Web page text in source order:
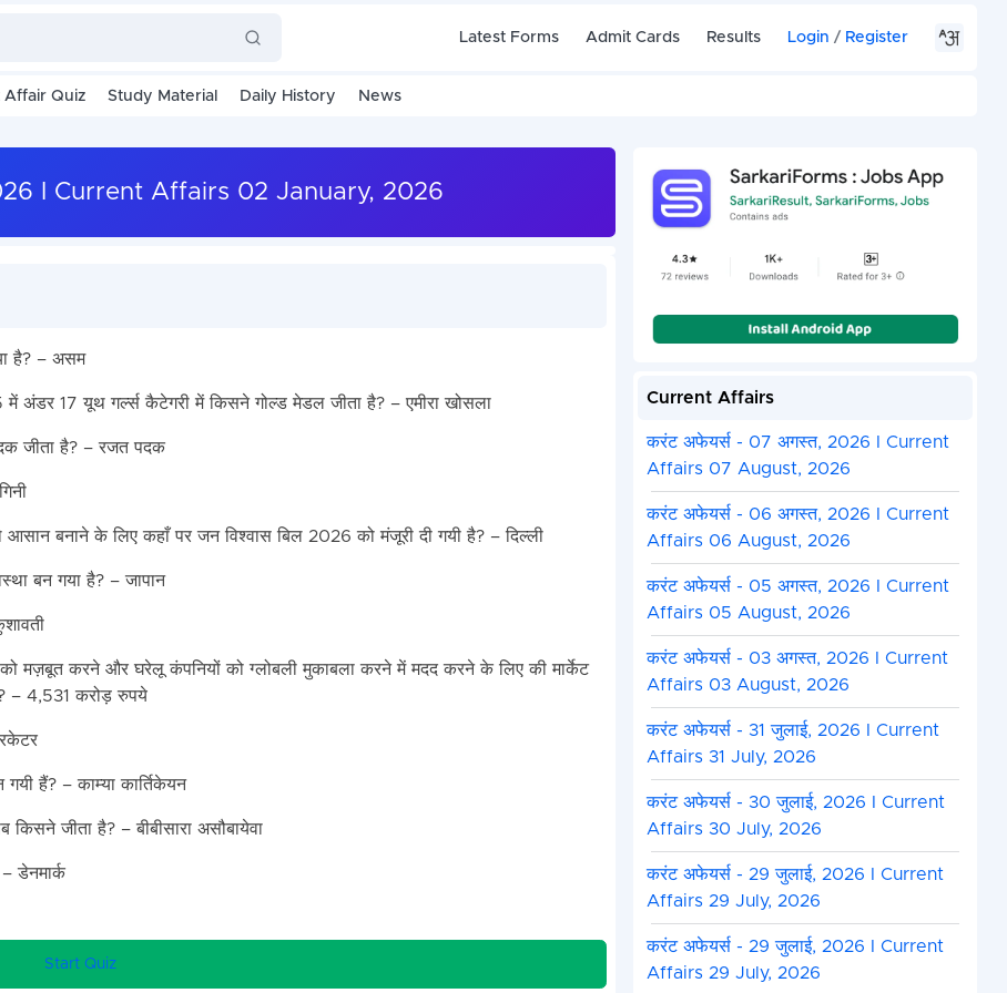
Latest Forms Admit Cards Results Login / Register
Quiz Study Material Daily History News
I Current Affairs 02 January, 2026
है? – असम
अंडर 17 यूथ गर्ल्स कैटेगरी में किसने गोल्ड मेडल जीता है? – एमीरा खोसला
जीता है? – रजत पदक
बनाने के लिए कहाँ पर जन विश्वास बिल 2026 को मंजूरी दी गयी है? – दिल्ली
बन गया है? – जापान
को मज़बूत करने और घरेलू कंपनियों को ग्लोबली मुकाबला करने में मदद करने के लिए की मार्केट
– 4,531 करोड़ रुपये
हैं? – काम्या कार्तिकेयन
जीता है? – बीबीसारा असौबायेवा
डेनमार्क
Start Quiz
Current Affairs
करंट अफेयर्स - 07 अगस्त, 2026 I Current
Affairs 07 August, 2026
करंट अफेयर्स - 06 अगस्त, 2026 I Current
Affairs 06 August, 2026
करंट अफेयर्स - 05 अगस्त, 2026 I Current
Affairs 05 August, 2026
करंट अफेयर्स - 03 अगस्त, 2026 I Current
Affairs 03 August, 2026
करंट अफेयर्स - 31 जुलाई, 2026 I Current
Affairs 31 July, 2026
करंट अफेयर्स - 30 जुलाई, 2026 I Current
Affairs 30 July, 2026
करंट अफेयर्स - 29 जुलाई, 2026 I Current
Affairs 29 July, 2026
करंट अफेयर्स - 29 जुलाई, 2026 I Current
Affairs 29 July, 2026